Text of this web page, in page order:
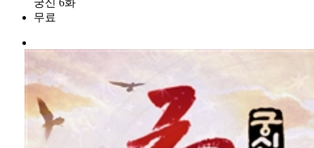
궁신 6화
무료